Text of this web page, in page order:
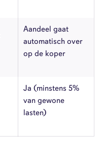
Aandeel gaat
automatisch over
op de koper
Ja (minstens 5%
van gewone
lasten)